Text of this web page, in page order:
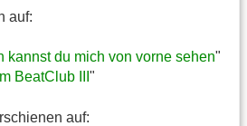
auf:
kannst du mich von vorne sehen"
BeatClub III "
auf: